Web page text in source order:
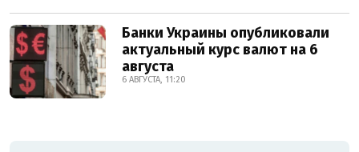
Банки Украины опубликовали
актуальный курс валют на 6
августа
6 АВГУСТА, 11:20